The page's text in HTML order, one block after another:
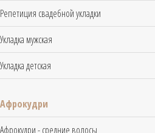
Репетиция свадебной укладки
Укладка мужская
Укладка детская
Афрокудри
Афрокудри - средние волосы